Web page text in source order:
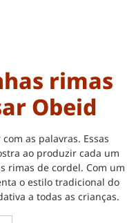
rimas
Obeid
as palavras. Essas
ao produzir cada um
rimas de cordel. Com um
o estilo tradicional do
a todas as crianças.